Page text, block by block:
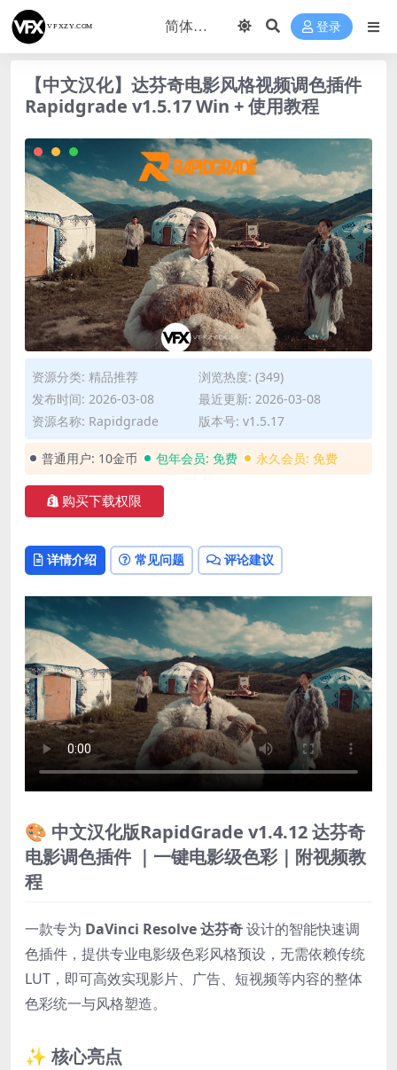
登录
【中文汉化】达芬奇电影风格视频调色插件
Rapidgrade v1.5.17 Win + 使用教程
资源分类: 精品推荐
浏览热度: (349)
发布时间: 2026-03-08
最近更新: 2026-03-08
资源名称: Rapidgrade
版本号: v1.5.17
普通用户: 10金币 包年会员: 免费 永久会员: 免费
购买下载权限
详情介绍 常见问题 评论建议
🎨 中文汉化版RapidGrade v1.4.12 达芬奇
电影调色插件 ｜一键电影级色彩｜附视频教
程
一款专为 DaVinci Resolve 达芬奇设计的智能快速调
色插件，提供专业电影级色彩风格预设，无需依赖传统
LUT，即可高效实现影片、广告、短视频等内容的整体
色彩统一与风格塑造。
✨ 核心亮点